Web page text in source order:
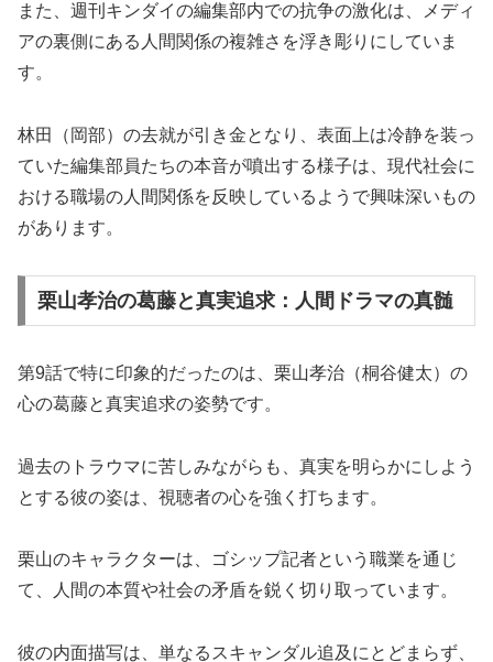
また、週刊キンダイの編集部内での抗争の激化は、メディ
アの裏側にある人間関係の複雑さを浮き彫りにしていま
す。
林田（岡部）の去就が引き金となり、表面上は冷静を装っ
ていた編集部員たちの本音が噴出する様子は、現代社会に
おける職場の人間関係を反映しているようで興味深いもの
があります。
栗山孝治の葛藤と真実追求：人間ドラマの真髄
第9話で特に印象的だったのは、栗山孝治（桐谷健太）の
心の葛藤と真実追求の姿勢です。
過去のトラウマに苦しみながらも、真実を明らかにしよう
とする彼の姿は、視聴者の心を強く打ちます。
栗山のキャラクターは、ゴシップ記者という職業を通じ
て、人間の本質や社会の矛盾を鋭く切り取っています。
彼の内面描写は、単なるスキャンダル追及にとどまらず、